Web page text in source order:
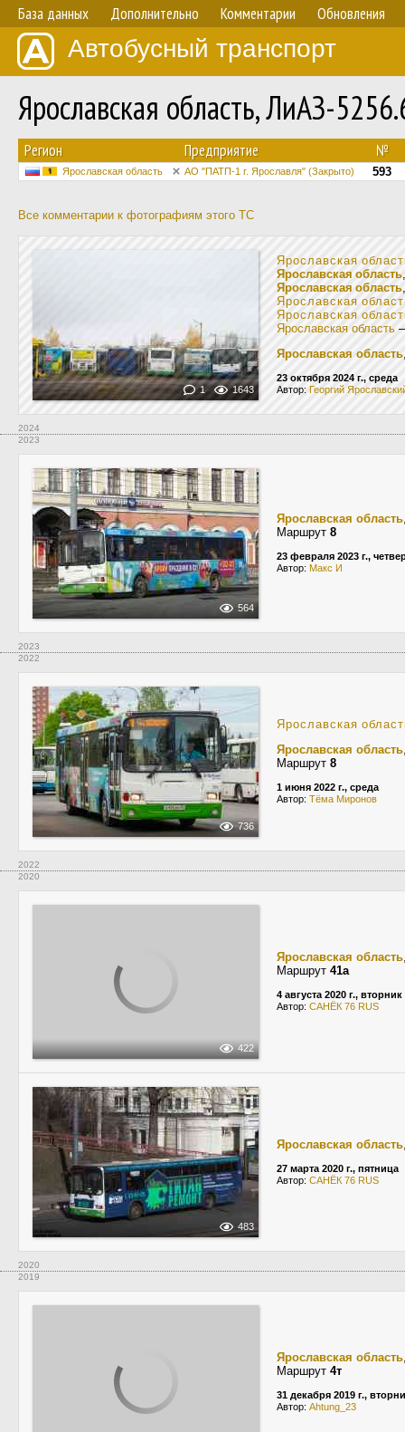
База данных Дополнительно Комментарии Обновления
Автобусный транспорт
Ярославская область, ЛиАЗ-
Регион Предприятие №
Ярославская область АО "ПАТП-1 г. Ярославля" (Закрыто) 593
Все комментарии к фотографиям этого ТС
1 1643
Ярославская
Ярославская область
Ярославская область
Ярославская
Ярославская
Ярославская область
Ярославская область
23 октября 2024 г., среда
Автор: Георгий
2024
2023
564
Ярославская область
Маршрут 8
23 февраля 2023 г.,
Автор: Макс И
2023
2022
736
Ярославская
Ярославская область
Маршрут 8
1 июня 2022 г., среда
Автор: Тёма Миронов
2022
2020
422
Ярославская область
Маршрут 41а
4 августа 2020 г., вторник
Автор: САНЁК 76 RUS
483
Ярославская область
27 марта 2020 г., пятница
Автор: САНЁК 76 RUS
2020
2019
Ярославская область
Маршрут 4т
31 декабря 2019 г.,
Автор: Ahtung_23